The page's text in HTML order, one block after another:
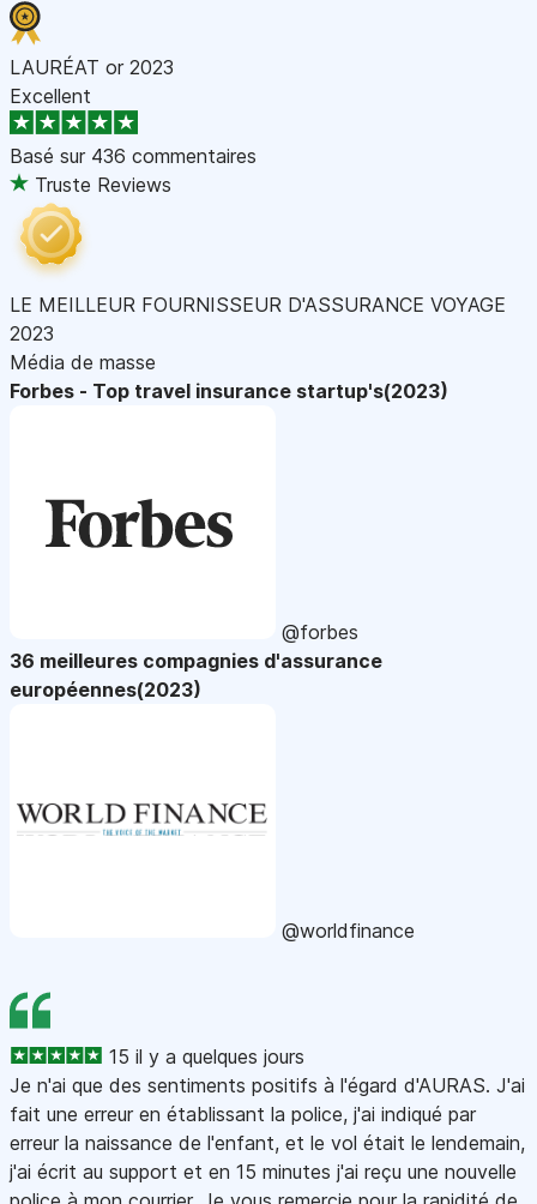
LAURÉAT or 2023
Excellent
Basé sur 436 commentaires
Truste Reviews
LE MEILLEUR FOURNISSEUR D'ASSURANCE VOYAGE
2023
Média de masse
Forbes - Top travel insurance startup's(2023)
@forbes
36 meilleures compagnies d'assurance
européennes(2023)
@worldfinance
15 il y a quelques jours
Je n'ai que des sentiments positifs à l'égard d'AURAS. J'ai
fait une erreur en établissant la police, j'ai indiqué par
erreur la naissance de l'enfant, et le vol était le lendemain,
j'ai écrit au support et en 15 minutes j'ai reçu une nouvelle